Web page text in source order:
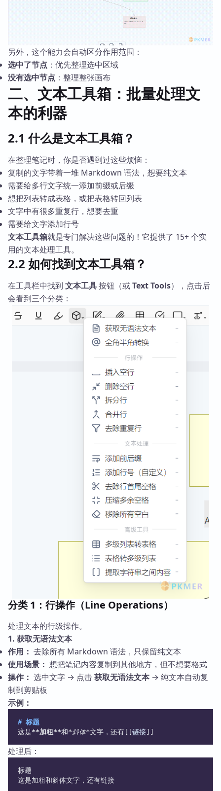
另外，这个能力会自动区分作用范围：
选中了节点 ：优先整理选中区域
没有选中节点 ：整理整张画布
二、文本工具箱：批量处理文
本的利器
2.1 什么是文本工具箱？
在整理笔记时，你是否遇到过这些烦恼：
复制的文字带着一堆 Markdown 语法，想要纯文本
需要给多行文字统一添加前缀或后缀
想把列表转成表格，或把表格转回列表
文字中有很多重复行，想要去重
需要给文字添加行号
文本工具箱就是专门解决这些问题的！它提供了 15+ 个实
用的文本处理工具。
2.2 如何找到文本工具箱？
在工具栏中找到 文本工具按钮（或Text Tools），点击后
会看到三个分类：
分类 1：行操作（Line Operations）
处理文本的行级操作。
1. 获取无语法文本
作用： 去除所有 Markdown 语法，只保留纯文本
使用场景： 想把笔记内容复制到其他地方，但不想要格式
操作： 选中文字 → 点击获取无语法文本→ 纯文本自动复
制到剪贴板
示例：
# 标题
这是**加粗**和*斜体*文字，还有[[链接]]
处理后：
标题
这是加粗和斜体文字，还有链接